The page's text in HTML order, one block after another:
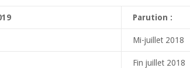
Parution :
Mi-juillet 2018
Fin juillet 2018